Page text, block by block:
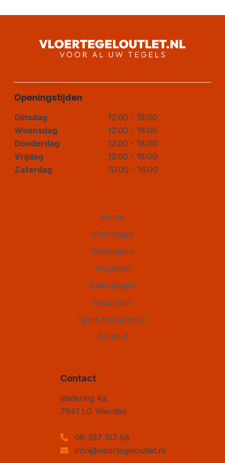
Openingstijden
Dinsdag
12:00 - 18:00
Woensdag
12:00 - 18:00
Donderdag
12:00 - 18:00
Vrijdag
12:00 - 18:00
Zaterdag
10:00 - 16:00
Home
Vloertegels
Wandtegels
Houtlook
Buitentegels
Restanten
Lijm & toebehoren
Contact
Contact
Vloertegel Outlet
Wetering 4a
7641 LG Wierden
06 397 153 88
info@vloertegeloutlet.nl